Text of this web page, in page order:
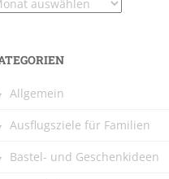
Allgemein
Ausflugsziele für Familien
Bastel- und Geschenkideen